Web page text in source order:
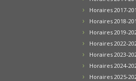
Horaires 2017-
Horaires 2018-
Horaires 2019-
Horaires 2022-
Horaires 2023-
Horaires 2024-
Horaires 2025-